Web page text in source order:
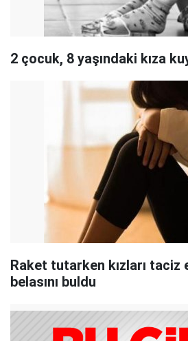
2 çocuk, 8 yaşındaki kıza
Raket tutarken kızları taciz
belasını buldu